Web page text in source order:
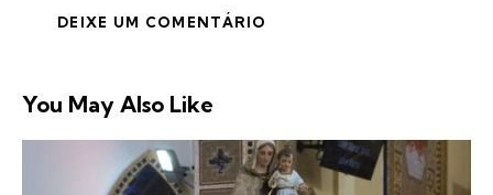
You May Also Like